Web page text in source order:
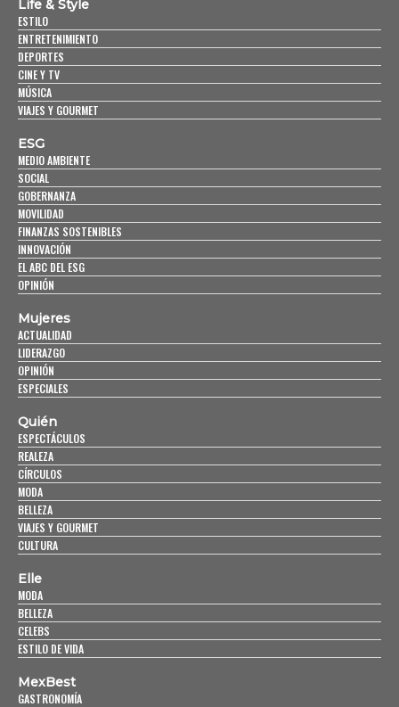
Life & Style
ESTILO
ENTRETENIMIENTO
DEPORTES
CINE Y TV
MÚSICA
VIAJES Y GOURMET
ESG
MEDIO AMBIENTE
SOCIAL
GOBERNANZA
MOVILIDAD
FINANZAS SOSTENIBLES
INNOVACIÓN
EL ABC DEL ESG
OPINIÓN
Mujeres
ACTUALIDAD
LIDERAZGO
OPINIÓN
ESPECIALES
Quién
ESPECTÁCULOS
REALEZA
CÍRCULOS
MODA
BELLEZA
VIAJES Y GOURMET
CULTURA
Elle
MODA
BELLEZA
CELEBS
ESTILO DE VIDA
MexBest
GASTRONOMÍA